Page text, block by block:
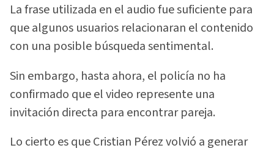
La frase utilizada en el audio fue suficiente para
que algunos usuarios relacionaran el contenido
con una posible búsqueda sentimental.
Sin embargo, hasta ahora, el policía no ha
confirmado que el video represente una
invitación directa para encontrar pareja.
Lo cierto es que Cristian Pérez volvió a generar